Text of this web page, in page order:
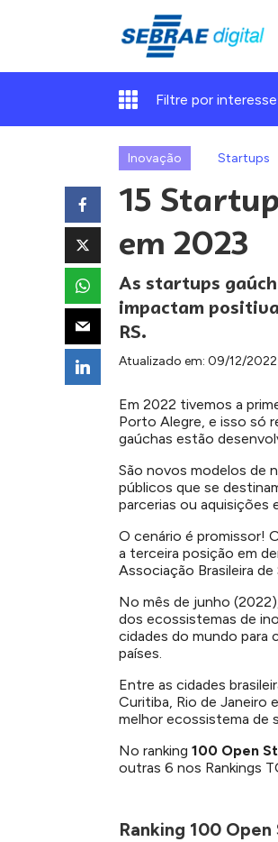
Filtre por interesse
Inovação Startups
15
em 2023
As startups
impactam
RS.
Atualizado em: 09/12/2022
Em 2022 tivemos a
Porto Alegre, e isso só
gaúchas estão
São novos modelos de
públicos que se
parcerias ou aquisições
O cenário é promissor!
a terceira posição em
Associação Brasileira
No mês de junho
dos ecossistemas de
cidades do mundo para
países.
Entre as cidades
Curitiba, Rio de Janeiro
melhor ecossistema de
No ranking 100 Open
outras 6 nos Rankings
Ranking 100